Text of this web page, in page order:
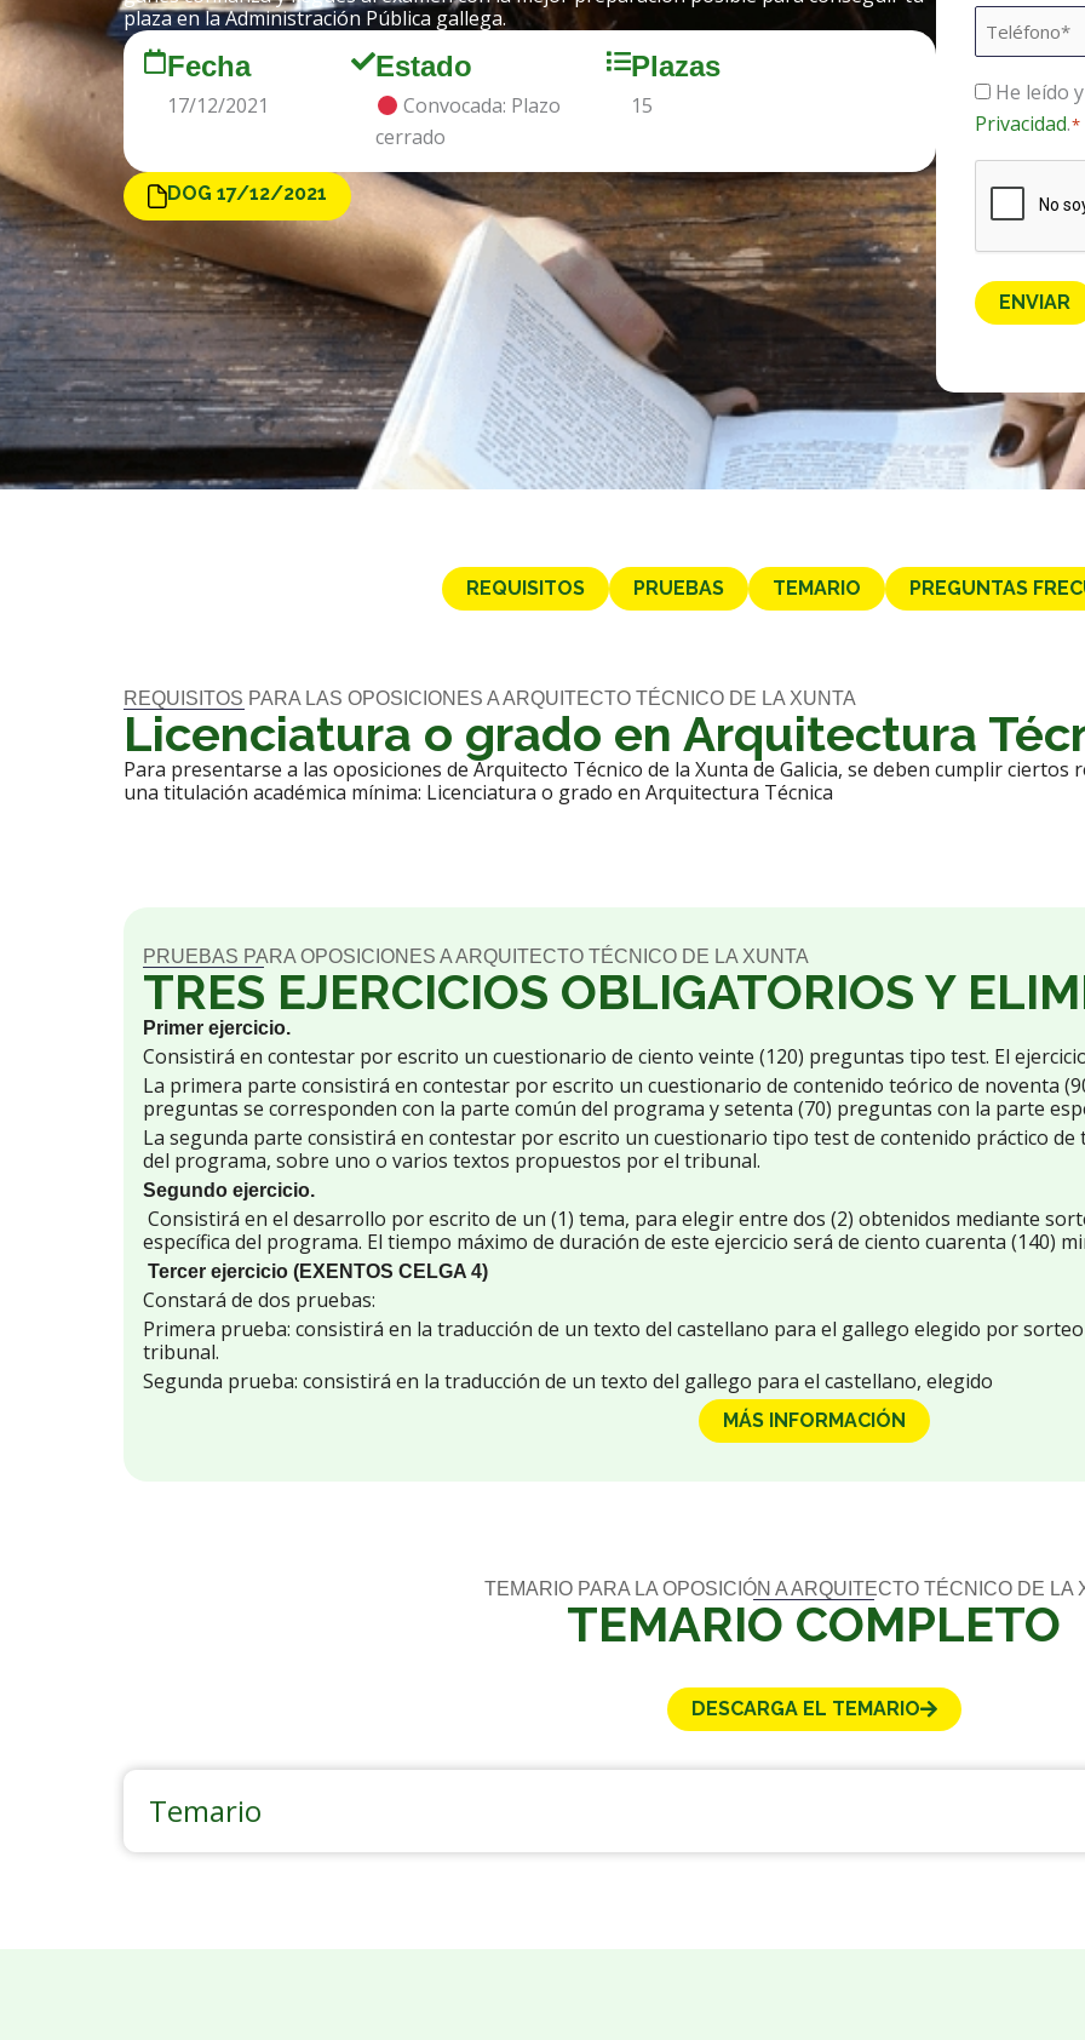
plaza en la Administración Pública gallega.
Fecha
17/12/2021
Estado
Convocada: Plazo
cerrado
Plazas
15
DOG 17/12/2021
*
*
He leído
Privacidad.*
REQUISITOS PRUEBAS TEMARIO PREGUNTAS
REQUISITOS PARA LAS OPOSICIONES A ARQUITECTO TÉCNICO DE LA XUNTA
Licenciatura o grado en Arquitectura
Para presentarse a las oposiciones de Arquitecto Técnico de la Xunta de Galicia, se deben cumplir ciertos
una titulación académica mínima: Licenciatura o grado en Arquitectura Técnica
PRUEBAS PARA OPOSICIONES A ARQUITECTO TÉCNICO DE LA XUNTA
TRES EJERCICIOS OBLIGATORIOS Y
Primer ejercicio.
Consistirá en contestar por escrito un cuestionario de ciento veinte (120) preguntas tipo test. El
La primera parte consistirá en contestar por escrito un cuestionario de contenido teórico de noventa
preguntas se corresponden con la parte común del programa y setenta (70) preguntas con la parte
La segunda parte consistirá en contestar por escrito un cuestionario tipo test de contenido práctico
del programa, sobre uno o varios textos propuestos por el tribunal.
Segundo ejercicio.
Consistirá en el desarrollo por escrito de un (1) tema, para elegir entre dos (2) obtenidos mediante
específica del programa. El tiempo máximo de duración de este ejercicio será de ciento cuarenta (140)
Tercer ejercicio (EXENTOS CELGA 4)
Constará de dos pruebas:
Primera prueba: consistirá en la traducción de un texto del castellano para el gallego elegido por
tribunal.
Segunda prueba: consistirá en la traducción de un texto del gallego para el castellano, elegido
MÁS INFORMACIÓN
TEMARIO PARA LA OPOSICIÓN A ARQUITECTO TÉCNICO DE LA
TEMARIO COMPLETO
DESCARGA EL TEMARIO
Temario